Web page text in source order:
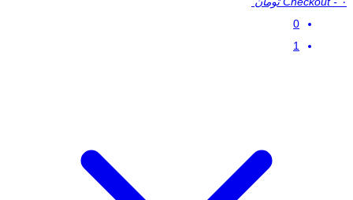
0
1